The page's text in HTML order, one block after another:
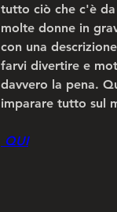
tutto ciò che c'è
molte donne in
con una
farvi divertire e
davvero la pena.
imparare tutto sul
QUI